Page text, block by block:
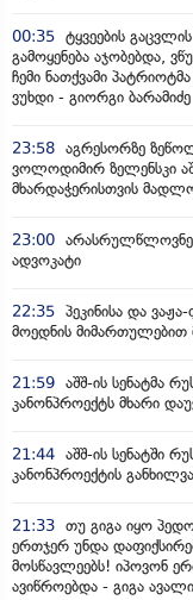
00:35 ტყვეების
გამოყენება აჯობებდა,
ჩემი ნათქვამი
ვუხდი - გიორგი ბარამიძე
23:58 აგრესორზე
ვოლოდიმირ ზელენსკი
მხარდაჭერისთვის
23:00
ადვოკატი
22:35 პეკინისა და
მოედნის
21:59 აშშ-ის სენატმა
კანონპროექტს მხარი
21:44 აშშ-ის სენატში
კანონპროექტის
21:33 თუ გიგა იყო
ერთჯერ უნდა
მოსწავლეებს! იპოვონ
ავიწროებდა - გიგა